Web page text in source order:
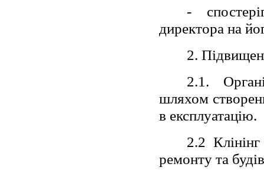
-
директора на
2.
2.1.
шляхом
в експлуатацію.
2.2
ремонту та